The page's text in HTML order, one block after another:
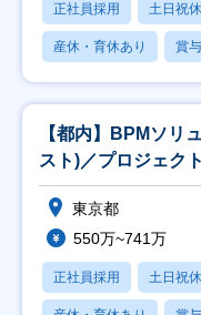
正社員採用 土日祝
産休・育休あり 賞
【都内】BPMソリ
スト)／プロジェク
東京都
550万~741万
正社員採用 土日祝